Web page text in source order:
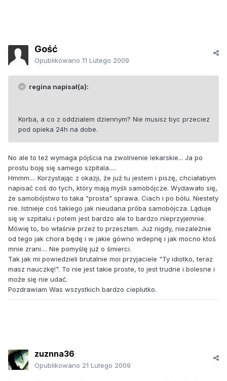
Gość
Opublikowano 11 Lutego 2009
regina napisał(a):
Korba, a co z oddzialem dziennym? Nie musisz byc przeciez
pod opieka 24h na dobe.
No ale to też wymaga pójścia na zwolnienie lekarskie... Ja po
prostu boję się samego szpitala.....
Hmmm.... Korzystając z okazji, że już tu jestem i piszę, chciałabym
napisać coś do tych, który mają myśli samobójcze. Wydawało się,
że samobójstwo to taka "prosta" sprawa. Ciach i po bólu. Niestety
nie. Istnieje coś takiego jak nieudana próba samobójcza. Ląduje
się w szpitalu i potem jest bardzo ale to bardzo nieprzyjemnie.
Mówię to, bo właśnie przez to przeszłam. Już nigdy, niezależnie
od tego jak chora będę i w jakie gówno wdepnę i jak mocno ktoś
mnie zrani.... Nie pomyślę już o śmierci.
Tak jak mi powiedzieli brutalnie moi przyjaciele "Ty idiotko, teraz
masz nauczkę!". To nie jest takie proste, to jest trudne i bolesne i
może się nie udać.
Pozdrawiam Was wszystkich bardzo cieplutko.
zuznna36
Opublikowano 21 Lutego 2009